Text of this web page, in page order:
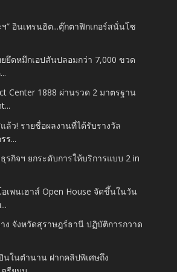
” อินเทรนฮิต...ตุ๊กตาฟิกเกอร์สนั่นโซ
ยึดหมึกเอปสันปลอมกว่า 7,000 ขวด
Center 1888 ผ่านรวด 2 มาตรฐาน
ล้ว! รายชื่อผลงานที่ได้รับรางวัล
ร...
กิจฯ ยกระดับการให้บริการแบบ 2 in
เพนเฮาส์ Open House จัดขึ้นในวัน
ง จังหวัดสุราษฎร์ธานี ปฏิบัติการกวาด
นในตำนาน ฝากคลิปพิเศษถึง